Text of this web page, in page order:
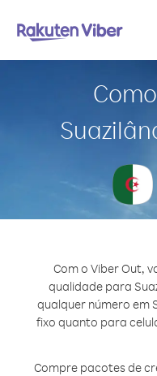
Com o Viber Out,
qualidade para
qualquer número em
fixo quanto para
Compre pacotes de